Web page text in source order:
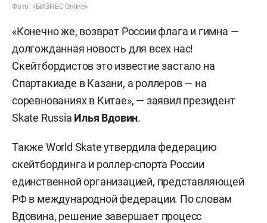
Фото: «БИЗНЕС Online»
«Конечно же, возврат России флага и гимна —
долгожданная новость для всех нас!
Скейтбордистов это известие застало на
Спартакиаде в Казани, а роллеров — на
соревнованиях в Китае», — заявил президент
Skate Russia Илья Вдовин.
Также World Skate утвердила федерацию
скейтбординга и роллер-спорта России
единственной организацией, представляющей
РФ в международной федерации. По словам
Вдовина, решение завершает процесс